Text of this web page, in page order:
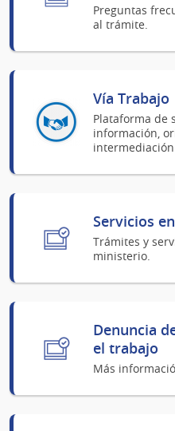
Preguntas
al trámite.
Vía Trabajo
Plataforma de
información,
Servicios
Trámites y
ministerio.
Denuncia
el trabajo
Más